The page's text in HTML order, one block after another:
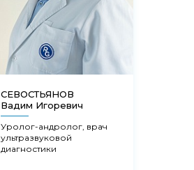
СЕВОСТЬЯНОВ
Вадим Игоревич
Уролог-андролог, врач
ультразвуковой
диагностики